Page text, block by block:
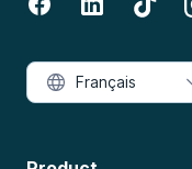
Français